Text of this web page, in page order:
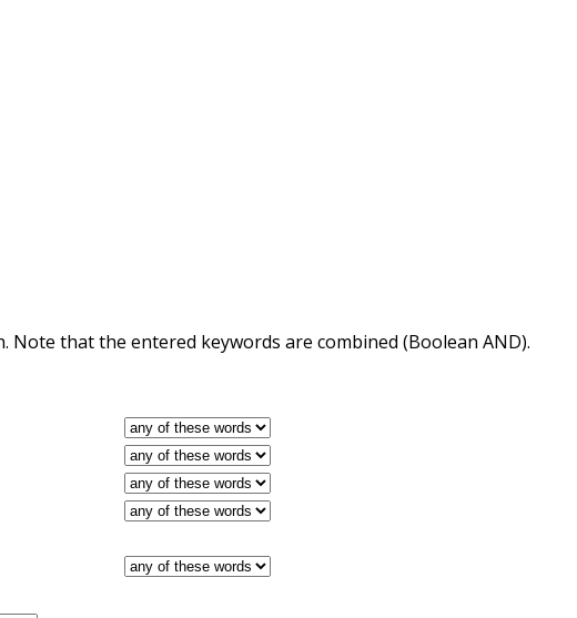
Note that the entered keywords are combined (Boolean AND).